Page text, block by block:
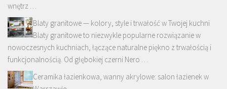
wnętrz …
Blaty granitowe — kolory, style i trwałość w Twojej kuchni
Blaty granitowe to niezwykle popularne rozwiązanie w
nowoczesnych kuchniach, łączące naturalne piękno z trwałością i
funkcjonalnością. Od głębokiej czerni Nero …
Ceramika łazienkowa, wanny akrylowe: salon łazienek w